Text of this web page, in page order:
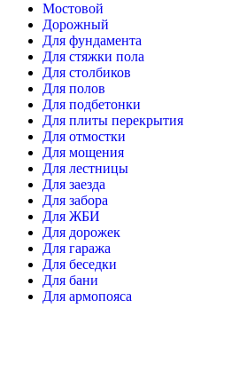
Мостовой
Дорожный
Для фундамента
Для стяжки пола
Для столбиков
Для полов
Для подбетонки
Для плиты перекрытия
Для отмостки
Для мощения
Для лестницы
Для заезда
Для забора
Для ЖБИ
Для дорожек
Для гаража
Для беседки
Для бани
Для армопояса